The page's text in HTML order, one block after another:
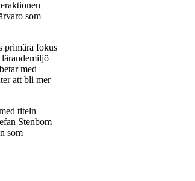
som
primära fokus
med
att bli mer
titeln
Stenbom
som